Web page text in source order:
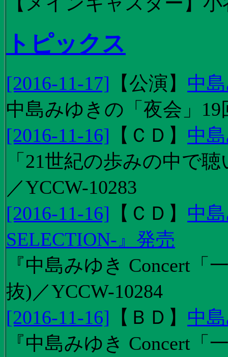
トピックス
[2016-11-17] 【公演 】 中
中島みゆきの「夜会」
[2016-11-16] 【 ＣＤ 】 中
「21世紀の歩みの中で
／YCCW-10283
[2016-11-16] 【 ＣＤ 】 中
SELECTION-』発売
『中島みゆき Concert
抜)／YCCW-10284
[2016-11-16] 【 ＢＤ 】 中
『中島みゆき Concert